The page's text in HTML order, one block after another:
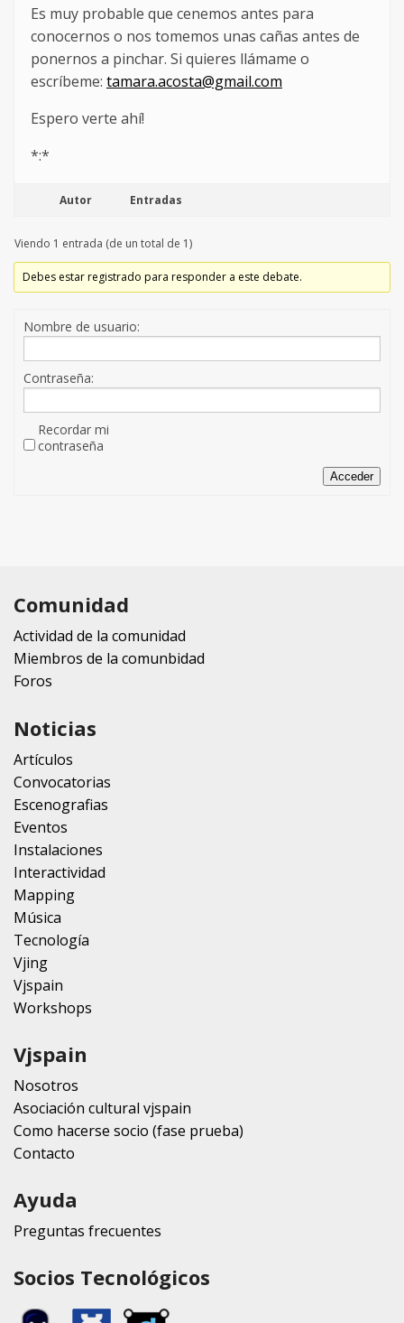
Es muy probable que cenemos antes para
conocernos o nos tomemos unas cañas antes de
ponernos a pinchar. Si quieres llámame o
escríbeme: tamara.acosta@gmail.com
Espero verte ahí!
*:*
Autor Entradas
Viendo 1 entrada (de un total de 1)
Debes estar registrado para responder a este debate.
Nombre de usuario:
Contraseña:
Recordar mi
contraseña
Acceder
Comunidad
Actividad de la comunidad
Miembros de la comunbidad
Foros
Noticias
Artículos
Convocatorias
Escenografias
Eventos
Instalaciones
Interactividad
Mapping
Música
Tecnología
Vjing
Vjspain
Workshops
Vjspain
Nosotros
Asociación cultural vjspain
Como hacerse socio (fase prueba)
Contacto
Ayuda
Preguntas frecuentes
Socios Tecnológicos